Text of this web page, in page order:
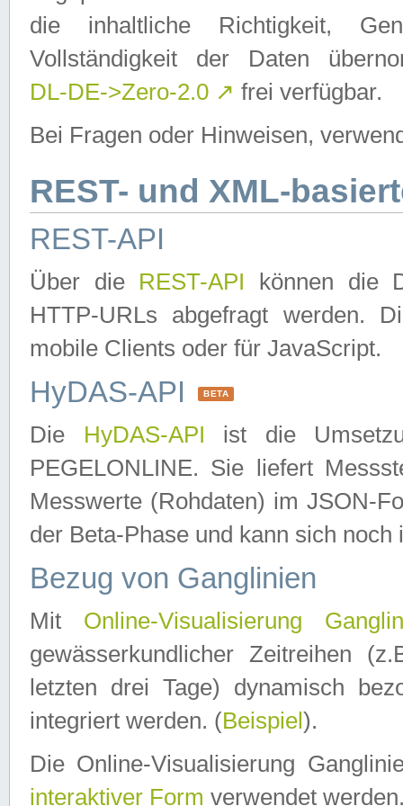
die inhaltliche Richtigkeit,
Vollständigkeit der Daten
DL-DE->Zero-2.0 ↗ frei verfügbar.
Bei Fragen oder Hinweisen,
REST- und XML-
REST-API
Über die REST-API können die
HTTP-URLs abgefragt werden.
mobile Clients oder für JavaScript.
HyDAS-API BETA
Die HyDAS-API ist die
PEGELONLINE. Sie liefert
Messwerte (Rohdaten) im JSON-
der Beta-Phase und kann sich noch
Bezug von Ganglinien
Mit Online-Visualisierung
gewässerkundlicher Zeitreihen
letzten drei Tage) dynamisch
integriert werden. (Beispiel ).
Die Online-Visualisierung
interaktiver Form verwendet